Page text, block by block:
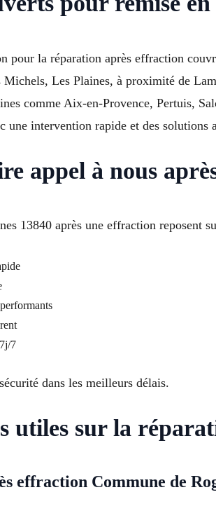
pour la réparation après effraction
Les Plaines, à proximité de
comme Aix-en-Provence, Pertuis,
une intervention rapide et des solutions
appel à nous
13840 après une effraction reposent
7
dans les meilleurs délais.
utiles sur la
effraction Commune de